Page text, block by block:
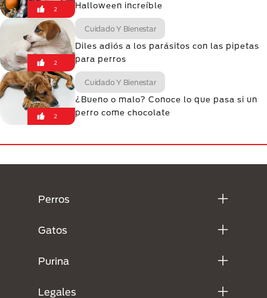
2
Halloween increíble
2
Cuidado Y Bienestar
Diles adiós a los parásitos con las pipetas
para perros
2
Cuidado Y Bienestar
¿Bueno o malo? Conoce lo que pasa si un
perro come chocolate
Perros
Gatos
Purina
Legales